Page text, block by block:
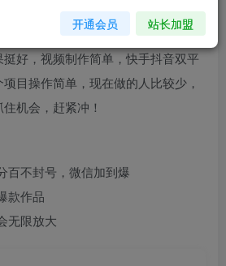
写真轻松卖到39.9、49.9、69.9甚至
事。最简单的视频制作方法，因为我
好，视频制作简单，快手抖音双平
目操作简单，现在做的人比较少，
机会，赶紧冲！
百不封号，微信加到爆
款作品
无限放大
开通会员 站长加盟